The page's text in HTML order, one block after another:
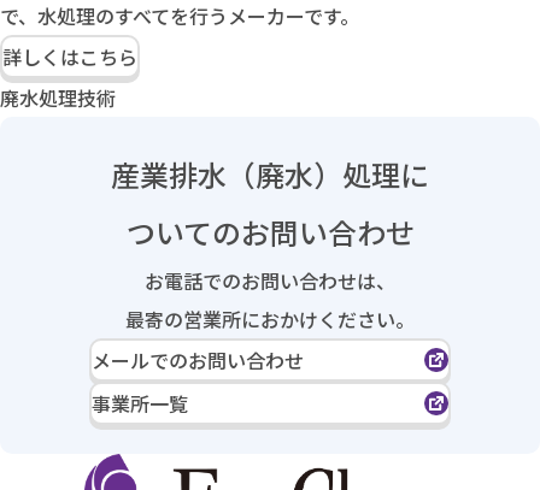
で、水処理のすべてを行うメーカーです。
詳しくはこちら
廃水処理技術
産業排水（廃水）処理に
ついてのお問い合わせ
お電話でのお問い合わせは、
最寄の営業所におかけください。
メールでのお問い合わせ
事業所一覧